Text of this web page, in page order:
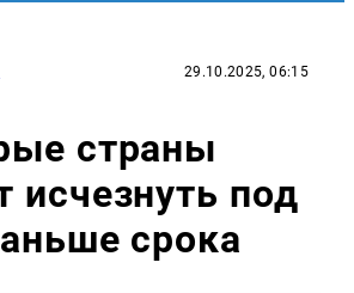
29.10.2025, 06:15
страны
исчезнуть под
срока